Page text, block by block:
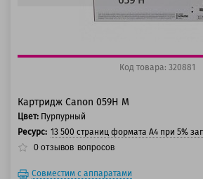
Код товара: 320881
Картридж Canon 059H M
Цвет: Пурпурный
Ресурс: 13 500 страниц формата А4 при 5%
0 отзывов вопросов
Совместим с аппаратами